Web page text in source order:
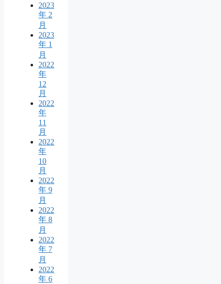
2023
年 2
月
2023
年 1
月
2022
年
12
月
2022
年
11
月
2022
年
10
月
2022
年 9
月
2022
年 8
月
2022
年 7
月
2022
年 6